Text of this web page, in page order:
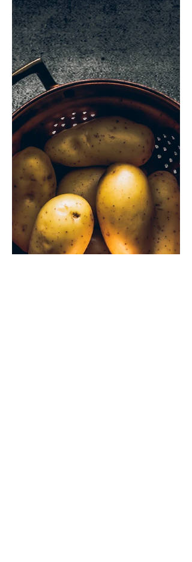
7 Alfo idėjos: su kuo valgoma
sriuba?